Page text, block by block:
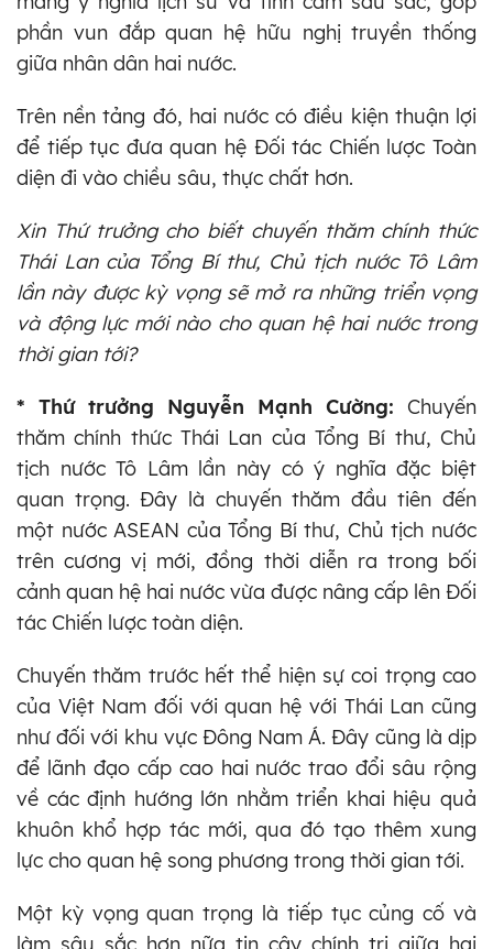
phần vun đắp quan hệ hữu nghị truyền thống
giữa nhân dân hai nước.
Trên nền tảng đó, hai nước có điều kiện thuận lợi
để tiếp tục đưa quan hệ Đối tác Chiến lược Toàn
diện đi vào chiều sâu, thực chất hơn.
Xin Thứ trưởng cho biết chuyến thăm chính thức
Thái Lan của Tổng Bí thư, Chủ tịch nước Tô Lâm
lần này được kỳ vọng sẽ mở ra những triển vọng
và động lực mới nào cho quan hệ hai nước trong
thời gian tới?
* Thứ trưởng Nguyễn Mạnh Cường: Chuyến
thăm chính thức Thái Lan của Tổng Bí thư, Chủ
tịch nước Tô Lâm lần này có ý nghĩa đặc biệt
quan trọng. Đây là chuyến thăm đầu tiên đến
một nước ASEAN của Tổng Bí thư, Chủ tịch nước
trên cương vị mới, đồng thời diễn ra trong bối
cảnh quan hệ hai nước vừa được nâng cấp lên Đối
tác Chiến lược toàn diện.
Chuyến thăm trước hết thể hiện sự coi trọng cao
của Việt Nam đối với quan hệ với Thái Lan cũng
như đối với khu vực Đông Nam Á. Đây cũng là dịp
để lãnh đạo cấp cao hai nước trao đổi sâu rộng
về các định hướng lớn nhằm triển khai hiệu quả
khuôn khổ hợp tác mới, qua đó tạo thêm xung
lực cho quan hệ song phương trong thời gian tới.
Một kỳ vọng quan trọng là tiếp tục củng cố và